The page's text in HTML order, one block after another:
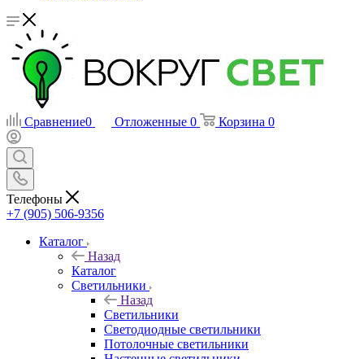
Сравнение0 Отложенные 0 Корзина 0
Телефоны
+7 (905) 506-9356
Каталог
Назад
Каталог
Светильники
Назад
Светильники
Светодиодные светильники
Потолочные светильники